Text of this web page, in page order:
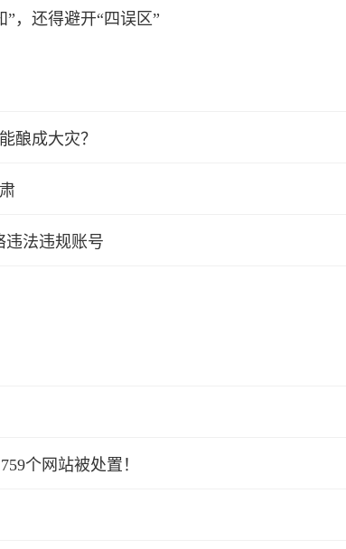
，还得避开“四误区”
酿成大灾？
违法违规账号
个网站被处置！